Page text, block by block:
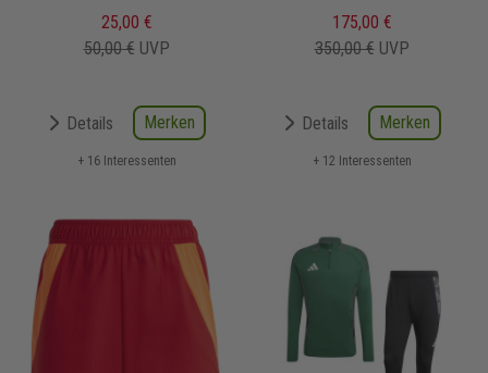
25,00 €
50,00 € UVP
Details Merken
+ 16 Interessenten
175,00 €
350,00 € UVP
Details Merken
+ 12 Interessenten